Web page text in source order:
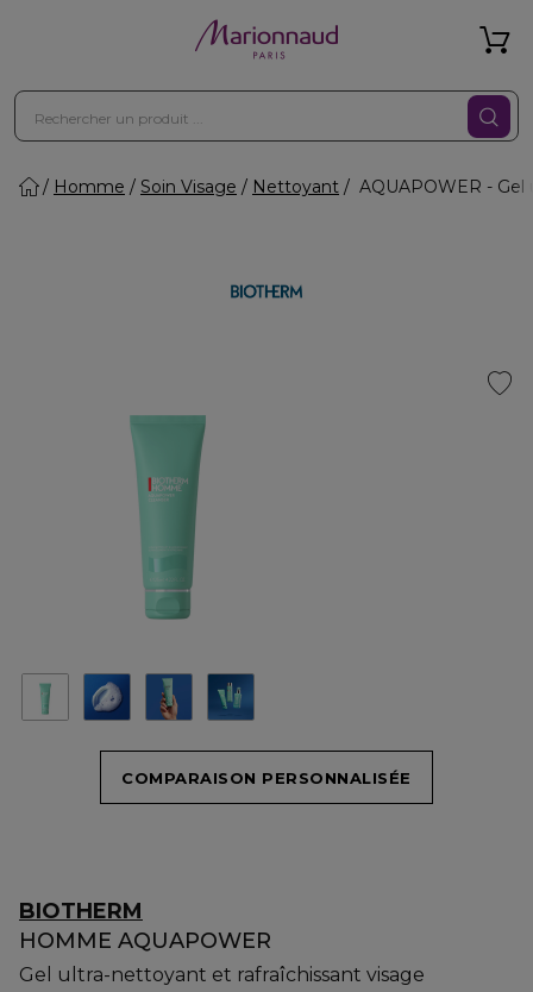
Homme Soin Visage Nettoyant AQUAPOWER -
COMPARAISON PERSONNALISÉE
BIOTHERM
HOMME AQUAPOWER
Gel ultra-nettoyant et rafraîchissant visage